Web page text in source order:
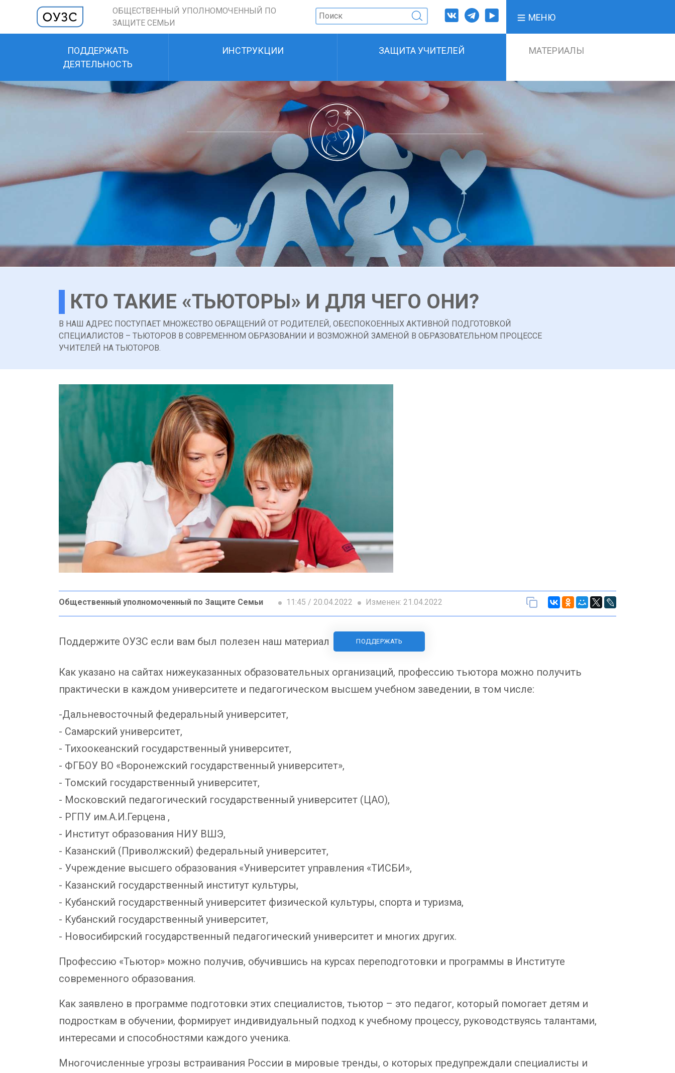
ОБЩЕСТВЕННЫЙ УПОЛНОМОЧЕННЫЙ ПО
ЗАЩИТЕ СЕМЬИ
МЕНЮ
ПОДДЕРЖАТЬ
ДЕЯТЕЛЬНОСТЬ
ИНСТРУКЦИИ ЗАЩИТА УЧИТЕЛЕЙ МАТЕРИАЛЫ
КТО ТАКИЕ «ТЬЮТОРЫ» И ДЛЯ ЧЕГО ОНИ?
В НАШ АДРЕС ПОСТУПАЕТ МНОЖЕСТВО ОБРАЩЕНИЙ ОТ РОДИТЕЛЕЙ, ОБЕСПОКОЕННЫХ АКТИВНОЙ ПОДГОТОВКОЙ
СПЕЦИАЛИСТОВ – ТЬЮТОРОВ В СОВРЕМЕННОМ ОБРАЗОВАНИИ И ВОЗМОЖНОЙ ЗАМЕНОЙ В ОБРАЗОВАТЕЛЬНОМ ПРОЦЕССЕ
УЧИТЕЛЕЙ НА ТЬЮТОРОВ.
Общественный уполномоченный по Защите Семьи 11:45 / 20.04.2022 Изменен: 21.04.2022
Поддержите ОУЗС если вам был полезен наш материал ПОДДЕРЖАТЬ
Как указано на сайтах нижеуказанных образовательных организаций, профессию тьютора можно получить
практически в каждом университете и педагогическом высшем учебном заведении, в том числе:
-Дальневосточный федеральный университет,
- Самарский университет,
- Тихоокеанский государственный университет,
- ФГБОУ ВО «Воронежский государственный университет»,
- Томский государственный университет,
- Московский педагогический государственный университет (ЦАО),
- РГПУ им.А.И.Герцена ,
- Институт образования НИУ ВШЭ,
- Казанский (Приволжский) федеральный университет,
- Учреждение высшего образования «Университет управления «ТИСБИ»,
- Казанский государственный институт культуры,
- Кубанский государственный университет физической культуры, спорта и туризма,
- Кубанский государственный университет,
- Новосибирский государственный педагогический университет и многих других.
Профессию «Тьютор» можно получив, обучившись на курсах переподготовки и программы в Институте
современного образования.
Как заявлено в программе подготовки этих специалистов, тьютор – это педагог, который помогает детям и
подросткам в обучении, формирует индивидуальный подход к учебному процессу, руководствуясь талантами,
интересами и способностями каждого ученика.
Многочисленные угрозы встраивания России в мировые тренды, о которых предупреждали специалисты и